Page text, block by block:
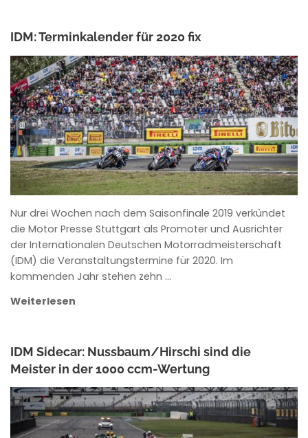
IDM: Terminkalender für 2020 fix
ANKE WIECZOREK
Nur drei Wochen nach dem Saisonfinale 2019 verkündet
die Motor Presse Stuttgart als Promoter und Ausrichter
der Internationalen Deutschen Motorradmeisterschaft
(IDM) die Veranstaltungstermine für 2020. Im
kommenden Jahr stehen zehn …
Weiterlesen
IDM Sidecar: Nussbaum/Hirschi sind die
Meister in der 1000 ccm-Wertung
ANKE WIECZOREK